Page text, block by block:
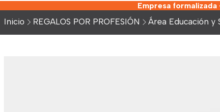
Empresa formalizada
Inicio REGALOS POR PROFESIÓN Área Educación y